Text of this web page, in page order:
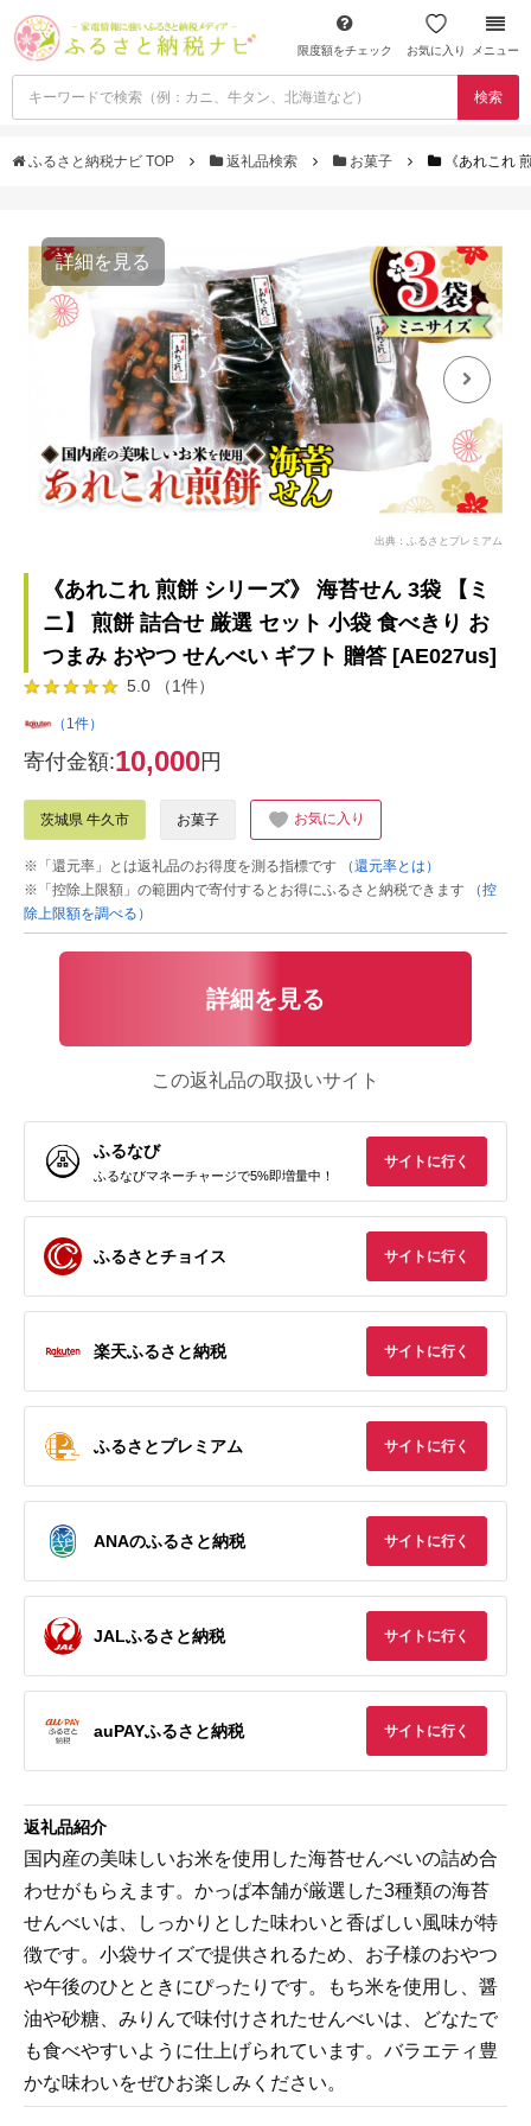
限度額をチェック お気に入り メニュー
検索
ふるさと納税ナビ TOP 返礼品検索 お菓子 《あれこれ
詳細を見る
出典：ふるさとプレミアム
《あれこれ 煎餅 シリーズ》 海苔せん 3袋 【ミ
ニ】 煎餅 詰合せ 厳選 セット 小袋 食べきり お
つまみ おやつ せんべい ギフト 贈答 [AE027us]
5.0 （1件）
（1件）
寄付金額:10,000円
茨城県 牛久市 お菓子 お気に入り
※「還元率」とは返礼品のお得度を測る指標です
（還元率とは）
※「控除上限額」の範囲内で寄付するとお得にふるさと納税できます
（控
除上限額を調べる）
詳細を見る
この返礼品の取扱いサイト
ふるなび
ふるなびマネーチャージで5%即増量中！
サイトに行く
ふるさとチョイス サイトに行く
楽天ふるさと納税 サイトに行く
ふるさとプレミアム サイトに行く
ANAのふるさと納税 サイトに行く
JALふるさと納税 サイトに行く
auPAYふるさと納税 サイトに行く
返礼品紹介
国内産の美味しいお米を使用した海苔せんべいの詰め合
わせがもらえます。かっぱ本舗が厳選した3種類の海苔
せんべいは、しっかりとした味わいと香ばしい風味が特
徴です。小袋サイズで提供されるため、お子様のおやつ
や午後のひとときにぴったりです。もち米を使用し、醤
油や砂糖、みりんで味付けされたせんべいは、どなたで
も食べやすいように仕上げられています。バラエティ豊
かな味わいをぜひお楽しみください。